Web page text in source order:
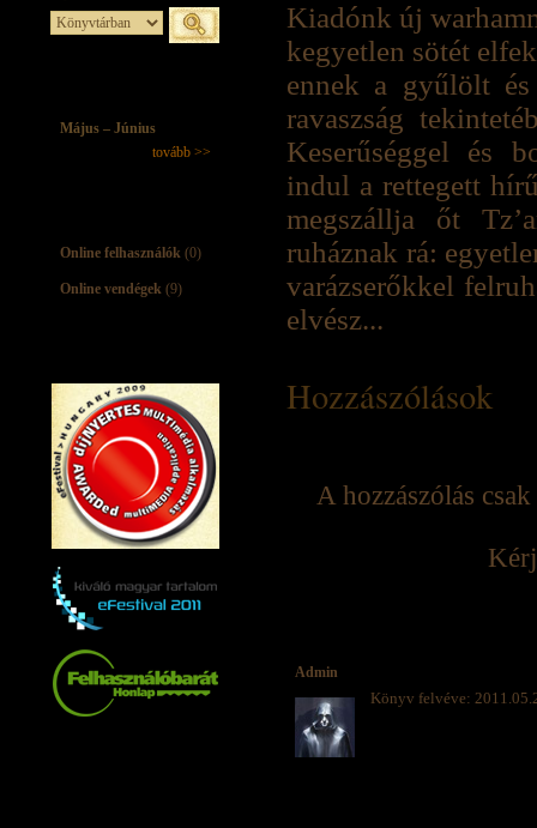
Május – Június
tovább >>
Online felhasználók (0)
Online vendégek (9)
Kiadónk új
kegyetlen sötét
ennek a gyűlölt és
ravaszság
Keserűséggel és
indul a rettegett
megszállja őt
ruháznak rá:
varázserőkkel
elvész...
Hozzászólások
A hozzászólás
Admin
Könyv felvéve: